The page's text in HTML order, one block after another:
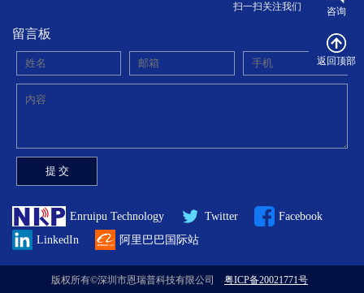
扫一扫关注我们
留言板
Enruipu Technology Twitter
Facebook
LinkedIn
阿里巴巴国际站
版权所有©深圳市恩瑞普科技有限公司 粤ICP备20021771号
咨询
返回顶部